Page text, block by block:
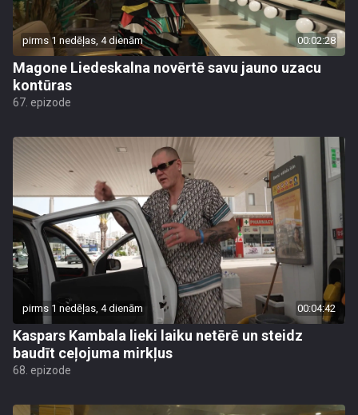
pirms 1 nedēļas, 4 dienām 00:02:28
Magone Liedeskalna novērtē savu jauno uzacu
kontūras
67. epizode
pirms 1 nedēļas, 4 dienām 00:04:42
Kaspars Kambala lieki laiku netērē un steidz
baudīt ceļojuma mirkļus
68. epizode